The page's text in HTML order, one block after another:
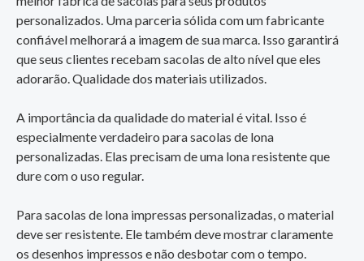
personalizados. Uma parceria sólida com um fabricante
confiável melhorará a imagem de sua marca. Isso garantirá
que seus clientes recebam sacolas de alto nível que eles
adorarão. Qualidade dos materiais utilizados.
A importância da qualidade do material é vital. Isso é
especialmente verdadeiro para sacolas de lona
personalizadas. Elas precisam de uma lona resistente que
dure com o uso regular.
Para sacolas de lona impressas personalizadas, o material
deve ser resistente. Ele também deve mostrar claramente
os desenhos impressos e não desbotar com o tempo.